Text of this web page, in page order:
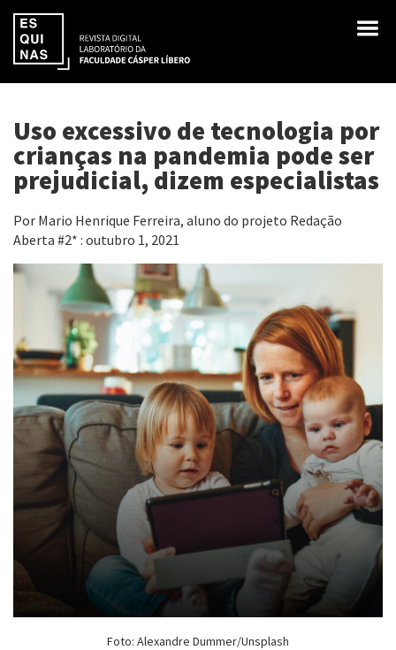
Uso excessivo de tecnologia por
crianças na pandemia pode ser
prejudicial, dizem especialistas
Por Mario Henrique Ferreira, aluno do projeto Redação
Aberta #2* : outubro 1, 2021
Foto: Alexandre Dummer/Unsplash